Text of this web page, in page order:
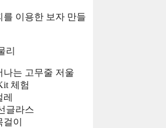
를 이용한 보자 만들
리
나는 고무줄 저울
체험
글라스
이